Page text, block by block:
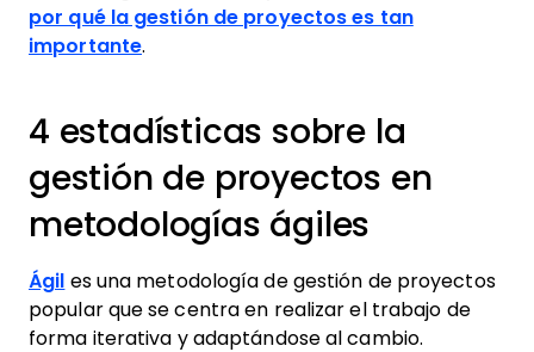
por qué la gestión de proyectos es tan
importante.
4 estadísticas sobre la
gestión de proyectos en
metodologías ágiles
Ágil es una metodología de gestión de proyectos
popular que se centra en realizar el trabajo de
forma iterativa y adaptándose al cambio.